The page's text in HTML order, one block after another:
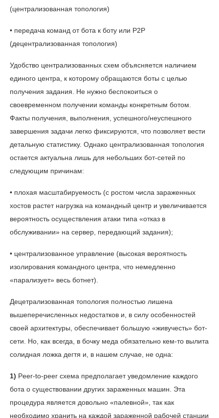
(централизованная топология)
• передача команд от бота к боту или P2P
(децентрализованная топология)
Удобство централизованных схем объясняется наличием
единого центра, к которому обращаются боты с целью
получения задания. Не нужно беспокоиться о
своевременном получении команды конкретным ботом.
Факты получения, выполнения, успешного/неуспешного
завершения задачи легко фиксируются, что позволяет вести
детальную статистику. Однако централизованная топология
остается актуальна лишь для небольших бот-сетей по
следующим причинам:
• плохая масштабируемость (с ростом числа зараженных
хостов растет нагрузка на командный центр и увеличивается
вероятность осуществления атаки типа «отказ в
обслуживании» на сервер, передающий задания);
• централизованное управление (высокая вероятность
изолирования командного центра, что немедленно
«парализует» весь ботнет).
Децетрализованная топология полностью лишена
вышеперечисленных недостатков и, в силу особенностей
своей архитектуры, обеспечивает большую «живучесть» бот-
сети. Но, как всегда, в бочку меда обязательно кем-то вылита
солидная ложка дегтя и, в нашем случае, не одна:
1) Peer-to-peer схема предполагает уведомление каждого
бота о существовании других зараженных машин. Эта
процедура является довольно «палевной», так как
необходимо хранить на каждой зараженной рабочей станции